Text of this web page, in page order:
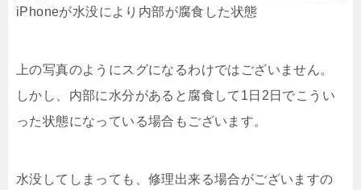
iPhoneが水没により内部が腐食した状態
上の写真のようにスグになるわけではございません。
しかし、内部に水分があると腐食して1日2日でこうい
った状態になっている場合もございます。
水没してしまっても、修理出来る場合がございますの